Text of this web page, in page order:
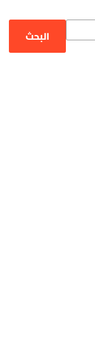
البحث